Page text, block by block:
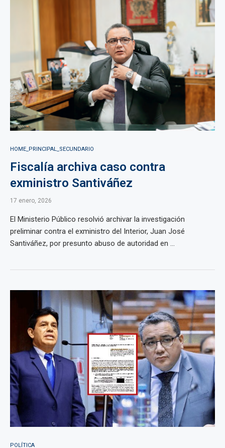
HOME_PRINCIPAL_SECUNDARIO
Fiscalía archiva caso contra
exministro Santiváñez
17 enero, 2026
El Ministerio Público resolvió archivar la investigación
preliminar contra el exministro del Interior, Juan José
Santiváñez, por presunto abuso de autoridad en ...
POLÍTICA